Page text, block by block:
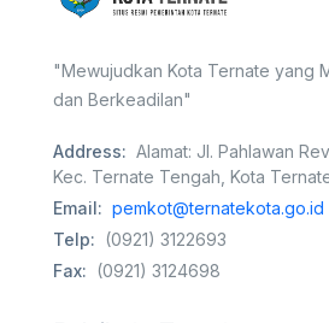
"Mewujudkan Kota Ternate yang
dan Berkeadilan"
Address: Alamat: Jl. Pahlawan
Kec. Ternate Tengah, Kota
Email: pemkot@ternatekota.go.id
Telp: (0921) 3122693
Fax: (0921) 3124698